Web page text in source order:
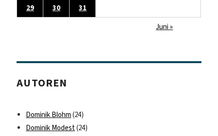
29
30
31
Juni »
AUTOREN
Dominik Blohm (24)
Dominik Modest(24)